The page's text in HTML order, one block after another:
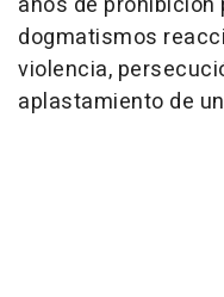
dogmatismos
violencia,
aplastamiento de